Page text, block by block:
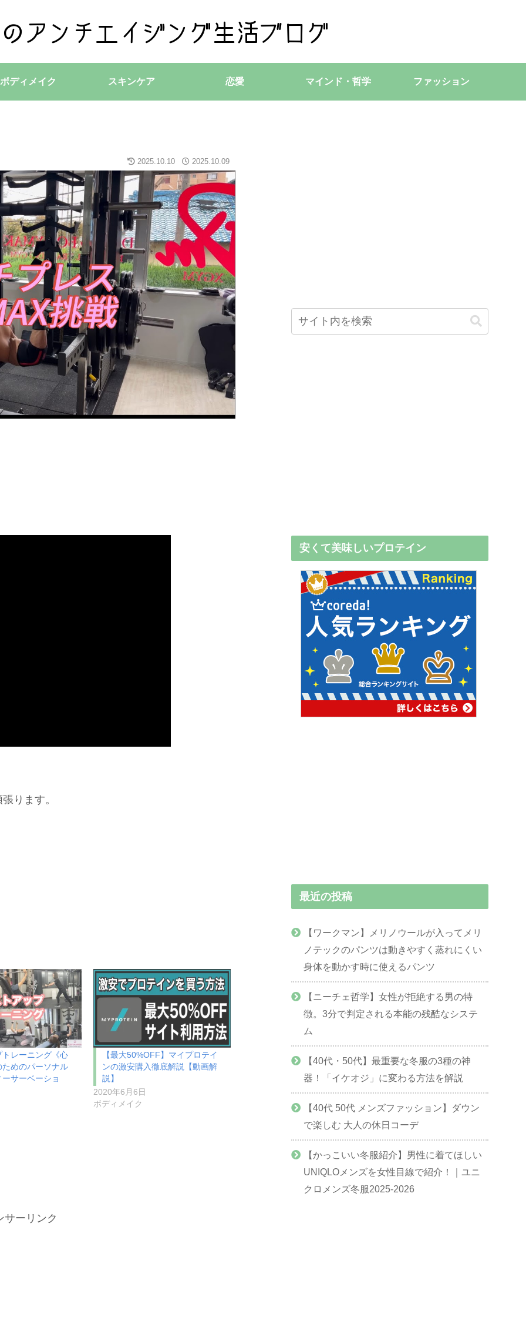
ボディメイク スキンケア 恋愛 マインド・哲学 ファッション
2025.10.10 2025.10.09
ります。
レーニング《心
めのパーソナル
サーベーショ
【最大50%OFF】マイプロテイ
ンの激安購入徹底解説【動画解
説】
2020年6月6日
ボディメイク
サーリンク
安くて美味しいプロテイン
最近の投稿
【ワークマン】メリノウールが入ってメリ
ノテックのパンツは動きやすく蒸れにくい
身体を動かす時に使えるパンツ
【ニーチェ哲学】女性が拒絶する男の特
徴。3分で判定される本能の残酷なシステ
ム
【40代・50代】最重要な冬服の3種の神
器！「イケオジ」に変わる方法を解説
【40代 50代 メンズファッション】ダウン
で楽しむ 大人の休日コーデ
【かっこいい冬服紹介】男性に着てほしい
UNIQLOメンズを女性目線で紹介！｜ユニ
クロメンズ冬服2025-2026